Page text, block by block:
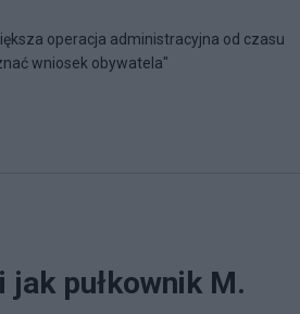
operacja administracyjna od czasu
wniosek obywatela"
pułkownik M.